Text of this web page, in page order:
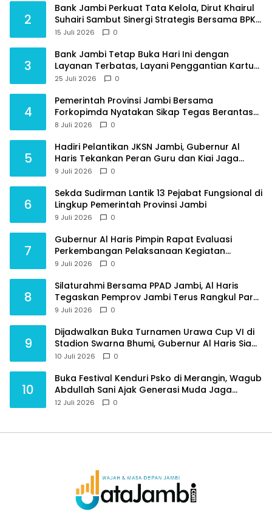
2
Bank Jambi Perkuat Tata Kelola, Dirut Khairul
Suhairi Sambut Sinergi Strategis Bersama BPKP
Jambi
15 Juli 2026 0
3
Bank Jambi Tetap Buka Hari Ini dengan
Layanan Terbatas, Layani Penggantian Kartu
ATM dan Perubahan PIN
25 Juli 2026 0
4
Pemerintah Provinsi Jambi Bersama
Forkopimda Nyatakan Sikap Tegas Berantas
Geng Motor
8 Juli 2026 0
5
Hadiri Pelantikan JKSN Jambi, Gubernur Al
Haris Tekankan Peran Guru dan Kiai Jaga
Moral Generasi Bangsa
9 Juli 2026 0
6
Sekda Sudirman Lantik 13 Pejabat Fungsional di
Lingkup Pemerintah Provinsi Jambi
9 Juli 2026 0
7
Gubernur Al Haris Pimpin Rapat Evaluasi
Perkembangan Pelaksanaan Kegiatan
Pembangunan Triwulan II TA 2026
9 Juli 2026 0
8
Silaturahmi Bersama PPAD Jambi, Al Haris
Tegaskan Pemprov Jambi Terus Rangkul Para
Purnawirawan
9 Juli 2026 0
9
Dijadwalkan Buka Turnamen Urawa Cup VI di
Stadion Swarna Bhumi, Gubernur Al Haris Siap
Berlaga Lawan Tim Urawa
10 Juli 2026 0
10
Buka Festival Kenduri Psko di Merangin, Wagub
Abdullah Sani Ajak Generasi Muda Jaga
Budaya dan Jauhi Narkoba
12 Juli 2026 0